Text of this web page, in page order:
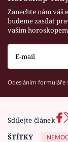
Zanechte nám váš
budeme zasílat
vaším
Odesláním formuláře
Sdílejte článek
ŠTÍTKY
NEMOC